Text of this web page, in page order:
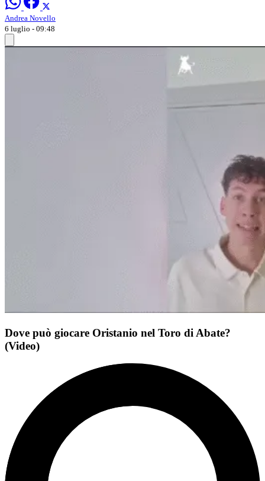
Andrea Novello
6 luglio - 09:48
Dove può giocare Oristanio nel Toro di Abate?
(Video)